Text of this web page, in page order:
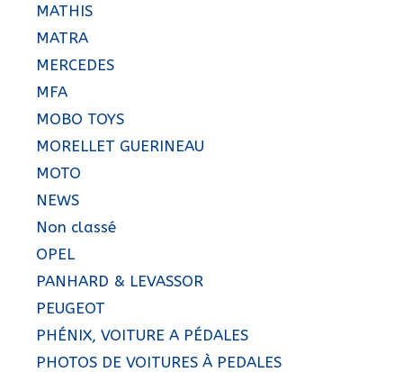
MATHIS
MATRA
MERCEDES
MFA
MOBO TOYS
MORELLET GUERINEAU
MOTO
NEWS
Non classé
OPEL
PANHARD & LEVASSOR
PEUGEOT
PHÉNIX, VOITURE A PÉDALES
PHOTOS DE VOITURES À PEDALES